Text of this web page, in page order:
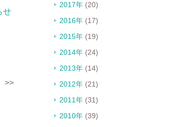
せ
>>
2017年 (20)
2016年 (17)
2015年 (19)
2014年 (24)
2013年 (14)
2012年 (21)
2011年 (31)
2010年 (39)